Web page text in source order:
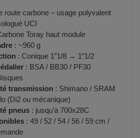
route carbone – usage polyvalent
UCI
Toray haut module
: ~960 g
: Conique 1”1/8 → 1”1/2
: BSA / BB30 / PF30
transmission : Shimano / SRAM
(Di2 ou mécanique)
pneus : jusqu’à 700x28C
: 49 / 52 / 54 / 56 / 59 cm /